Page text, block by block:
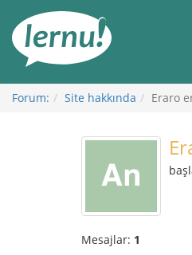
Görüntüleme
Forum: Site hakkında Eraro
Mesajlar: 1